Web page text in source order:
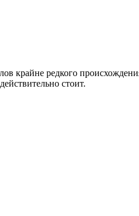
крайне редкого
стоит.